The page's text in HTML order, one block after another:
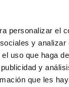
personalizar el
y analizar
uso que haga
y
que les